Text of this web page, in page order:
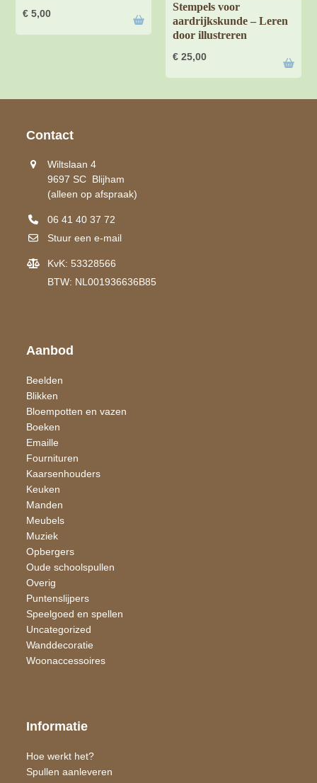
€ 5,00
Stempels voor
aardrijkskunde – Leren
door illustreren
€ 25,00
Contact
Wiltslaan 4
9697 SC Blijham
(alleen op afspraak)
06 41 40 37 72
Stuur een e-mail
KvK: 53328566
BTW: NL001936636B85
Aanbod
Beelden
Blikken
Bloempotten en vazen
Boeken
Emaille
Fournituren
Kaarsen​houders
Keuken
Manden
Meubels
Muziek
Opbergers
Oude schoolspullen
Overig
Puntenslijpers
Speelgoed en spellen
Uncategorized
Wand​decoratie
Woon​accessoires
Informatie
Hoe werkt het?
Spullen aanleveren